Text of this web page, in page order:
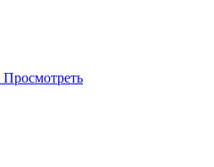
Просмотреть